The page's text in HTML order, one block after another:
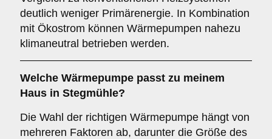
deutlich weniger Primärenergie. In Kombination
mit Ökostrom können Wärmepumpen nahezu
klimaneutral betrieben werden.
Welche Wärmepumpe passt zu meinem
Haus in Stegmühle?
Die Wahl der richtigen Wärmepumpe hängt von
mehreren Faktoren ab, darunter die Größe des